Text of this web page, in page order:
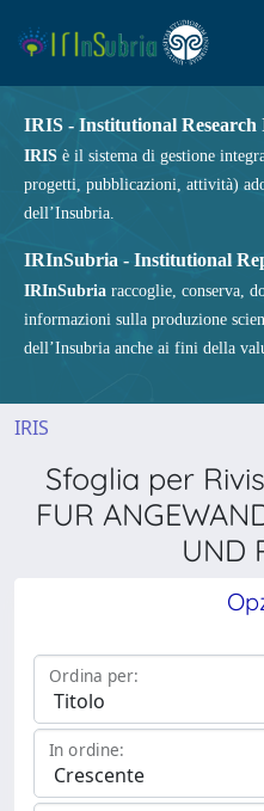
IRIS - Institutional Research
IRIS è il sistema di gestione
progetti, pubblicazioni, attività)
dell’Insubria.
IRInSubria - Institutional
IRInSubria raccoglie, conserva,
informazioni sulla produzione
dell’Insubria anche ai fini della
IRIS
Sfoglia per
FUR
UND
Ordina per:
In ordine: